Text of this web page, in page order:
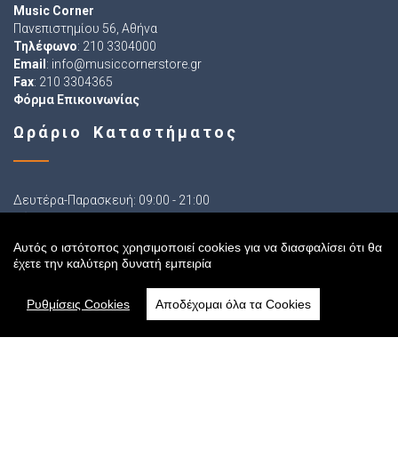
Music Corner
Πανεπιστημίου 56, Αθήνα
Τηλέφωνο: 210 3304000
Email: info@musiccornerstore.gr
Fax: 210 3304365
Φόρμα Επικοινωνίας
Ωράριο Καταστήματος
Δευτέρα-Παρασκευή: 09:00 - 21:00
Ακολουθήστε μας
Αυτός ο ιστότοπος χρησιμοποιεί cookies για να διασφαλίσει ότι θα
έχετε την καλύτερη δυνατή εμπειρία
Ρυθμίσεις Cookies Αποδέχομαι όλα τα Cookies